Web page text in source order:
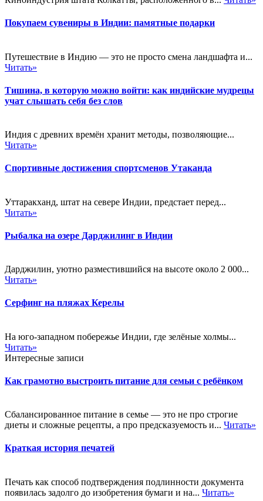
Покупаем сувениры в Индии: памятные подарки
Путешествие в Индию — это не просто смена ландшафта и...
Читать»
Тишина, в которую можно войти: как индийские мудрецы
учат слышать себя без слов
Индия с древних времён хранит методы, позволяющие...
Читать»
Спортивные достижения спортсменов Утаканда
Уттаракханд, штат на севере Индии, предстает перед...
Читать»
Рыбалка на озере Дарджилинг в Индии
Дарджилин, уютно разместившийся на высоте около 2 000...
Читать»
Серфинг на пляжах Керелы
На юго-западном побережье Индии, где зелёные холмы...
Читать»
Интересные записи
Как грамотно выстроить питание для семьи с ребёнком
Сбалансированное питание в семье — это не про строгие
диеты и сложные рецепты, а про предсказуемость и... Читать»
Краткая история печатей
Печать как способ подтверждения подлинности документа
появилась задолго до изобретения бумаги и на... Читать»